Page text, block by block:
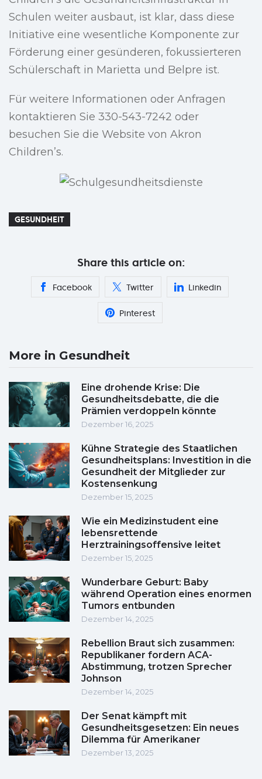
Schulen weiter ausbaut, ist klar, dass diese
Initiative eine wesentliche Komponente zur
Förderung einer gesünderen, fokussierteren
Schülerschaft in Marietta und Belpre ist.
Für weitere Informationen oder Anfragen
kontaktieren Sie 330-543-7242 oder
besuchen Sie die Website von Akron
Children’s.
GESUNDHEIT
Share this article on:
Facebook Twitter Linkedin
Pinterest
More in Gesundheit
Eine drohende Krise: Die
Gesundheitsdebatte, die die
Prämien verdoppeln könnte
Dezember 16, 2025
Kühne Strategie des Staatlichen
Gesundheitsplans: Investition in die
Gesundheit der Mitglieder zur
Kostensenkung
Dezember 15, 2025
Wie ein Medizinstudent eine
lebensrettende
Herztrainingsoffensive leitet
Dezember 15, 2025
Wunderbare Geburt: Baby
während Operation eines enormen
Tumors entbunden
Dezember 14, 2025
Rebellion Braut sich zusammen:
Republikaner fordern ACA-
Abstimmung, trotzen Sprecher
Johnson
Dezember 14, 2025
Der Senat kämpft mit
Gesundheitsgesetzen: Ein neues
Dilemma für Amerikaner
Dezember 13, 2025